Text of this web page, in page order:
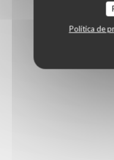
Política de